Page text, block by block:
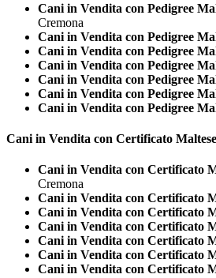
Cani in Vendita con Pedigree
Cremona
Cani in Vendita con Pedigree
Cani in Vendita con Pedigree
Cani in Vendita con Pedigree
Cani in Vendita con Pedigree
Cani in Vendita con Pedigree
Cani in Vendita con Pedigree
Cani in Vendita con Certificato
Cani in Vendita con Certificato
Cremona
Cani in Vendita con Certificato
Cani in Vendita con Certificato
Cani in Vendita con Certificato
Cani in Vendita con Certificato
Cani in Vendita con Certificato
Cani in Vendita con Certificato